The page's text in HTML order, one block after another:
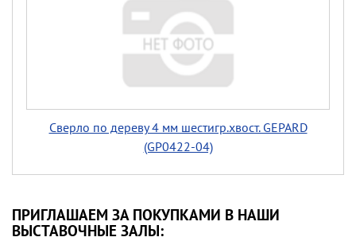
Сверло по дереву 4 мм шестигр.хвост. GEPARD
(GP0422-04)
ПРИГЛАШАЕМ ЗА ПОКУПКАМИ В НАШИ
ВЫСТАВОЧНЫЕ ЗАЛЫ: